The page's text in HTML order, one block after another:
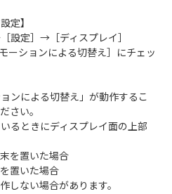
定】
設定］→［ディスプレイ］
ーションによる切替え］にチェッ
ンによる切替え」が動作するこ
さい。
るときにディスプレイ面の上部
を置いた場合
置いた場合
しない場合があります。